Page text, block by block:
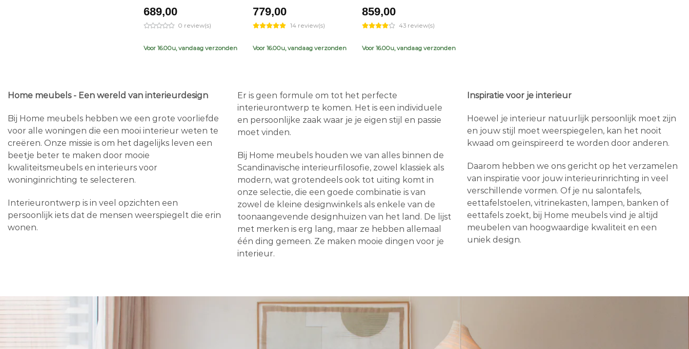
689,00
0 review(s)
Voor 16.00u, vandaag verzonden
779,00
14 review(s)
Voor 16.00u, vandaag verzonden
859,00
43 review(s)
Voor 16.00u, vandaag verzonden
Home meubels - Een wereld van interieurdesign
Bij Home meubels hebben we een grote voorliefde
voor alle woningen die een mooi interieur weten te
creëren. Onze missie is om het dagelijks leven een
beetje beter te maken door mooie
kwaliteitsmeubels en interieurs voor
woninginrichting te selecteren.
Interieurontwerp is in veel opzichten een
persoonlijk iets dat de mensen weerspiegelt die erin
wonen.
Er is geen formule om tot het perfecte
interieurontwerp te komen. Het is een individuele
en persoonlijke zaak waar je je eigen stijl en passie
moet vinden.
Bij Home meubels houden we van alles binnen de
Scandinavische interieurfilosofie, zowel klassiek als
modern, wat grotendeels ook tot uiting komt in
onze selectie, die een goede combinatie is van
zowel de kleine designwinkels als enkele van de
toonaangevende designhuizen van het land. De lijst
met merken is erg lang, maar ze hebben allemaal
één ding gemeen. Ze maken mooie dingen voor je
interieur.
Inspiratie voor je interieur
Hoewel je interieur natuurlijk persoonlijk moet zijn
en jouw stijl moet weerspiegelen, kan het nooit
kwaad om geïnspireerd te worden door anderen.
Daarom hebben we ons gericht op het verzamelen
van inspiratie voor jouw interieurinrichting in veel
verschillende vormen. Of je nu salontafels,
eettafelstoelen, vitrinekasten, lampen, banken of
eettafels zoekt, bij Home meubels vind je altijd
meubelen van hoogwaardige kwaliteit en een
uniek design.